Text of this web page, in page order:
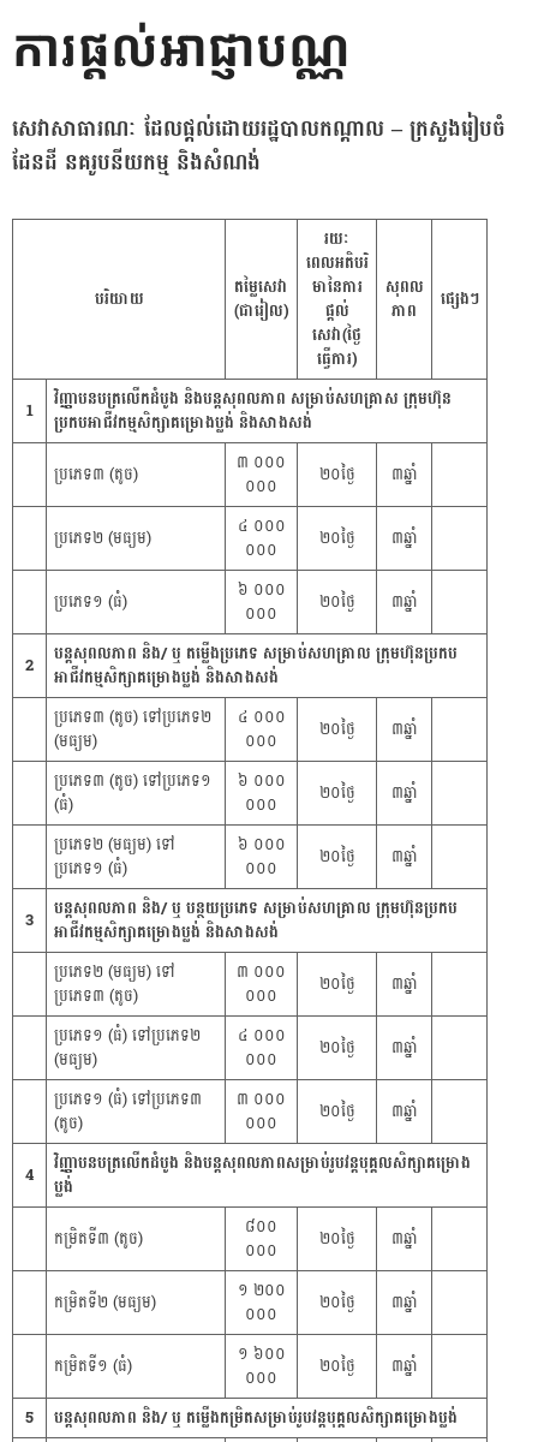
Skip
to
ការផ្តល់អាជ្ញាបណ្ណ
សេវាសាធារណៈ ដែលផ្តល់ដោយរដ្ឋបាលកណ្ដាល – ក្រសួងរៀបចំ
ដែនដី នគរូបនីយកម្ម និងសំណង់
បរិយាយ
តម្លៃសេវា
(ជារៀល)
រយៈ
ពេលអតិបរិ
មានៃការ
ផ្តល់
សេវា(ថ្ងៃ
ធ្វើការ)
សុពល
ភាព
ផ្សេងៗ
1
វិញ្ញាបនបត្រលើកដំបូង និងបន្តសុពលភាព សម្រាប់សហគ្រាស ក្រុមហ៊ុន
ប្រកបអាជីវកម្មសិក្សាគម្រោងប្លង់ និងសាងសង់
ប្រភេទ៣ (តូច)
៣ ០០០
០០០
២០ថ្ងៃ ៣ឆ្នាំ
ប្រភេទ២ (មធ្យម)
៤ ០០០
០០០
២០ថ្ងៃ ៣ឆ្នាំ
ប្រភេទ១ (ធំ)
៦ ០០០
០០០
២០ថ្ងៃ ៣ឆ្នាំ
2
បន្តសុពលភាព និង/ ឬ តម្លើងប្រភេទ សម្រាប់សហគ្រាល ក្រុមហ៊ុនប្រកប
អាជីវកម្មសិក្សាគម្រោងប្លង់ និងសាងសង់
ប្រភេទ៣ (តូច) ទៅប្រភេទ២
(មធ្យម)
៤ ០០០
០០០
២០ថ្ងៃ
៣ឆ្នាំ
ប្រភេទ៣ (តូច) ទៅប្រភេទ១
(ធំ)
៦ ០០០
០០០
២០ថ្ងៃ
៣ឆ្នាំ
ប្រភេទ២ (មធ្យម) ទៅ
ប្រភេទ១ (ធំ)
៦ ០០០
០០០
២០ថ្ងៃ ៣ឆ្នាំ
3
បន្តសុពលភាព និង/ ឬ បន្ថយប្រភេទ សម្រាប់សហគ្រាល ក្រុមហ៊ុនប្រកប
អាជីវកម្មសិក្សាគម្រោងប្លង់ និងសាងសង់
ប្រភេទ២ (មធ្យម) ទៅ
ប្រភេទ៣ (តូច)
៣ ០០០
០០០
២០ថ្ងៃ
៣ឆ្នាំ
ប្រភេទ១ (ធំ) ទៅប្រភេទ២
(មធ្យម)
៤ ០០០
០០០
២០ថ្ងៃ
៣ឆ្នាំ
ប្រភេទ១ (ធំ) ទៅប្រភេទ៣
(តូច)
៣ ០០០
០០០
២០ថ្ងៃ ៣ឆ្នាំ
4
វិញ្ញាបនបត្រលើកដំបូង និងបន្តសុពលភាពសម្រាប់រូបវន្តបុគ្គលសិក្សាគម្រោង
ប្លង់
កម្រិតទី៣ (តូច)
៨០០
០០០
២០ថ្ងៃ ៣ឆ្នាំ
កម្រិតទី២ (មធ្យម)
១ ២០០
០០០
២០ថ្ងៃ ៣ឆ្នាំ
កម្រិតទី១ (ធំ)
១ ៦០០
០០០
២០ថ្ងៃ
៣ឆ្នាំ
5
បន្តសុពលភាព និង/ ឬ តម្លើងកម្រិតសម្រាប់រូបវន្តបុគ្គលសិក្សាគម្រោងប្លង់